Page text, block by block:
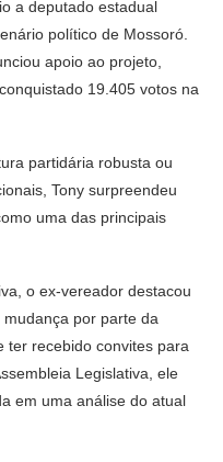
a deputado estadual
político de Mossoró.
apoio ao projeto,
19.405 votos na
partidária robusta ou
Tony surpreendeu
uma das principais
o ex-vereador destacou
por parte da
ter recebido convites para
Legislativa, ele
em uma análise do atual